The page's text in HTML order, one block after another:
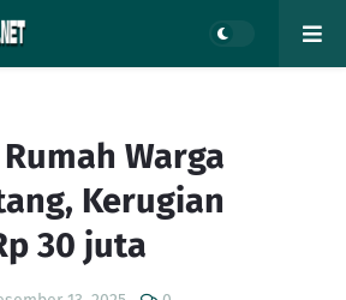
Warga
Kerugian
30 juta